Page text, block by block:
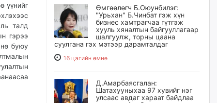
үүнийг
талд
гэрээ
буюу
Өмгөөлөгч Б.Оюунбилэг:
"Урьхан" Б.Чинбат гэж хүн
бизнес хамтрагчаа гүтгэж
хууль хяналтын байгууллагаар
шалгуулж, торны цаана
суулгана гэх мэтээр дарамталдаг
16 цагийн өмнө
Д.Амарбаясгалан:
Шатахууныхаа 97 хувийг нэг
улсаас авдаг хараат байдлаа